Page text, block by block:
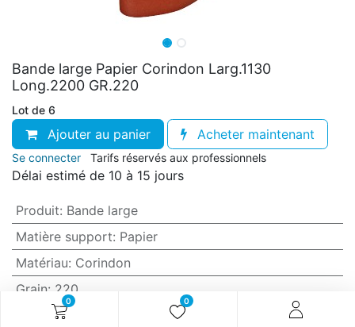
0 0
Bande large Papier Corindon Larg.1130
Long.2200 GR.220
Lot de 6
Ajouter au panier Acheter maintenant
Se connecter Tarifs réservés aux professionnels
Délai estimé de 10 à 15 jours
Produit: Bande large
Matière support: Papier
Matériau: Corindon
Grain: 220
Anti-encrassement
Non (standard)